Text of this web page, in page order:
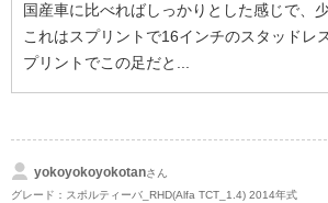
国産車に比べればしっかりとした感じで、
これはスプリントで16インチのスタッドレ
プリントでこの足だと...
yokoyokoyokotanさん
グレード：スポルティーバ_RHD(Alfa TCT_1.4) 2014年式